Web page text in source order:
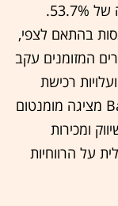
מחיר היעד יורד מ-115 ל-85 דולר, פרמיה של 53.7%.
בהתאם לצפי,
המזומנים עקב
השקעות כבדות בקידום פעילות Base44 ועלויות רכישת
לקוחות חדשים. לדבריהם, פעילות Base44 מציגה מומנטום
ומכירות
על הרווחיות